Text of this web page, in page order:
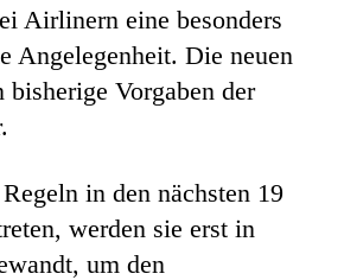
Airlinern eine besonders
Angelegenheit. Die neuen
bisherige Vorgaben der
in den nächsten 19
werden sie erst in
um den